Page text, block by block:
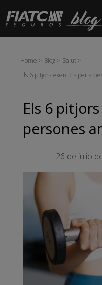
Salta al contingut principal
Home Blog
Salut
Els 6 pitjors exercicis per a
Els 6
persones
26 de julio